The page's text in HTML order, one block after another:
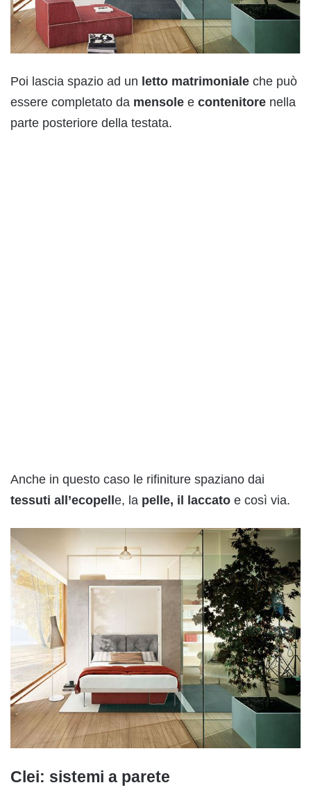
Poi lascia spazio ad un letto matrimoniale che può
essere completato da mensole e contenitore nella
parte posteriore della testata.
Anche in questo caso le rifiniture spaziano dai
tessuti all’ecopell e, la pelle, il laccato e così via.
Clei: sistemi a parete